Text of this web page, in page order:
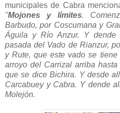
municipales de Cabra
"Mojones y límites.
Barbudo, por Coscumana y
Águila y Río Anzur. Y
pasada del Vado de Rianzur,
y Rute, que este vado se
arroyo del Carrizal arriba
que se dice Bichira. Y desde
Carcabuey y Cabra. Y dende
Molejón.